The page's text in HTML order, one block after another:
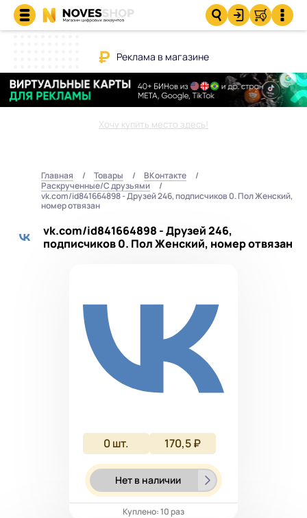
Реклама в магазине
Хочу купить место здесь!
Главная Товары
ВКонтакте
Раскрученные/С друзьями
vk.com/id841664898 - Друзей 246, подписчиков 0. Пол Женский,
номер отвязан
vk.com/id841664898 - Друзей 246,
подписчиков 0. Пол Женский, номер отвязан
0шт. 170,5 ₽
Нет в наличии
Куплено: 10 раз